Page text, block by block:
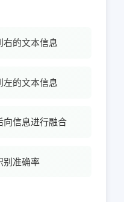
右的文本信息
左的文本信息
向信息进行融合
别准确率